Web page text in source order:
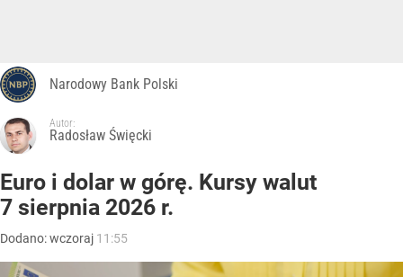
Narodowy Bank Polski
Autor:
Radosław Święcki
Euro i dolar w górę. Kursy walut
7 sierpnia 2026 r.
Dodano:wczoraj 11:55